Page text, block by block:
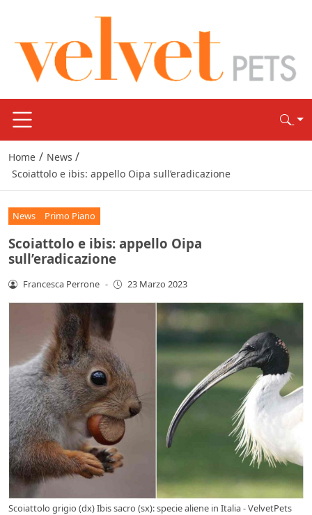
Home / News /
Scoiattolo e ibis: appello Oipa sull’eradicazione
News Primo Piano
Scoiattolo e ibis: appello Oipa
sull’eradicazione
Francesca Perrone - 23 Marzo 2023
Scoiattolo grigio (dx) Ibis sacro (sx): specie aliene in Italia - VelvetPets